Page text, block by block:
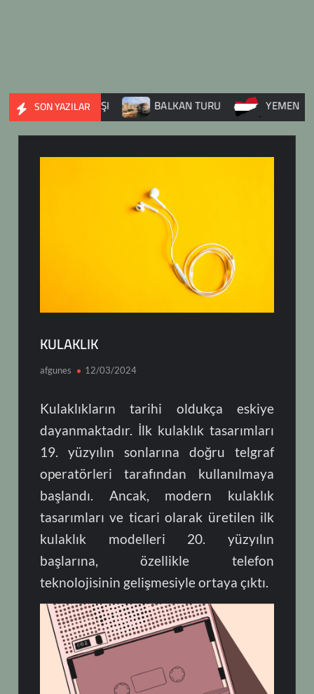
SON YAZILAR
İÇ SAVAŞI BALKAN TURU YEMEN
KULAKLIK
afgunes 12/03/2024
Kulaklıkların tarihi oldukça eskiye
dayanmaktadır. İlk kulaklık tasarımları
19. yüzyılın sonlarına doğru telgraf
operatörleri tarafından kullanılmaya
başlandı. Ancak, modern kulaklık
tasarımları ve ticari olarak üretilen ilk
kulaklık modelleri 20. yüzyılın
başlarına, özellikle telefon
teknolojisinin gelişmesiyle ortaya çıktı.